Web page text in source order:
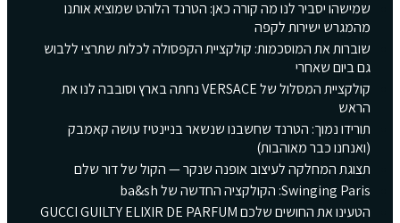
שמישהו יסביר לנו מה קורה כאן: הטרנד הלוהט שמוציא אותנו
מהמגרש ישירות לקפה
שוברות את המוסכמות: קולקציית הקפסולה לכלות שתרצי ללבוש
גם ביום שאחרי
קולקציית המסלול של VERSACE נחתה בארץ וסובבה לנו את
הראש
תורידו נמוך: הטרנד שחשבנו שנשאר בניינטיז עושה קאמבק
(ואנחנו כבר מאוהבות)
תצוגת המחלקה לעיצוב אופנה שנקר — הקול של דור שלם
Swinging Paris: הקולקציה החדשה של ba&sh
הטעינו את החושים שלכם GUCCI GUILTY ELIXIR DE PARFUM